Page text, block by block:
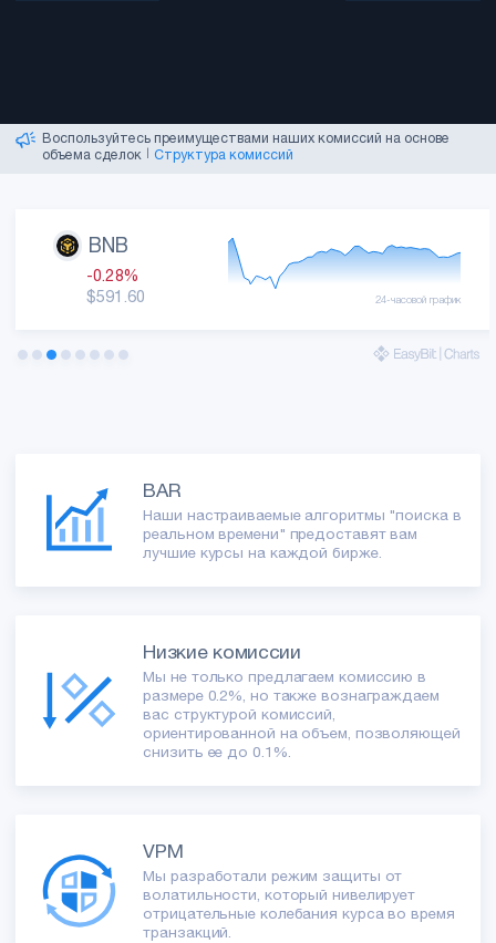
Воспользуйтесь преимуществами наших комиссий на основе
объема сделок | Структура комиссий
Мы набираем агентов поддержки! Начните карьеру
BNB
-0.28%
$591.60 24-часовой график
BAR
Наши настраиваемые алгоритмы "поиска в
реальном времени" предоставят вам
лучшие курсы на каждой бирже.
Низкие комиссии
Мы не только предлагаем комиссию в
размере 0.2%, но также вознаграждаем
вас структурой комиссий,
ориентированной на объем, позволяющей
снизить ее до 0.1%.
VPM
Мы разработали режим защиты от
волатильности, который нивелирует
отрицательные колебания курса во время
транзакций.